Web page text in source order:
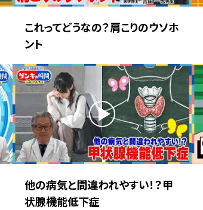
これってどうなの？肩こりのウソホ
ント
他の病気と間違われやすい！？甲
状腺機能低下症